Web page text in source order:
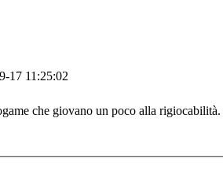
17 11:25:02
che giovano un poco alla